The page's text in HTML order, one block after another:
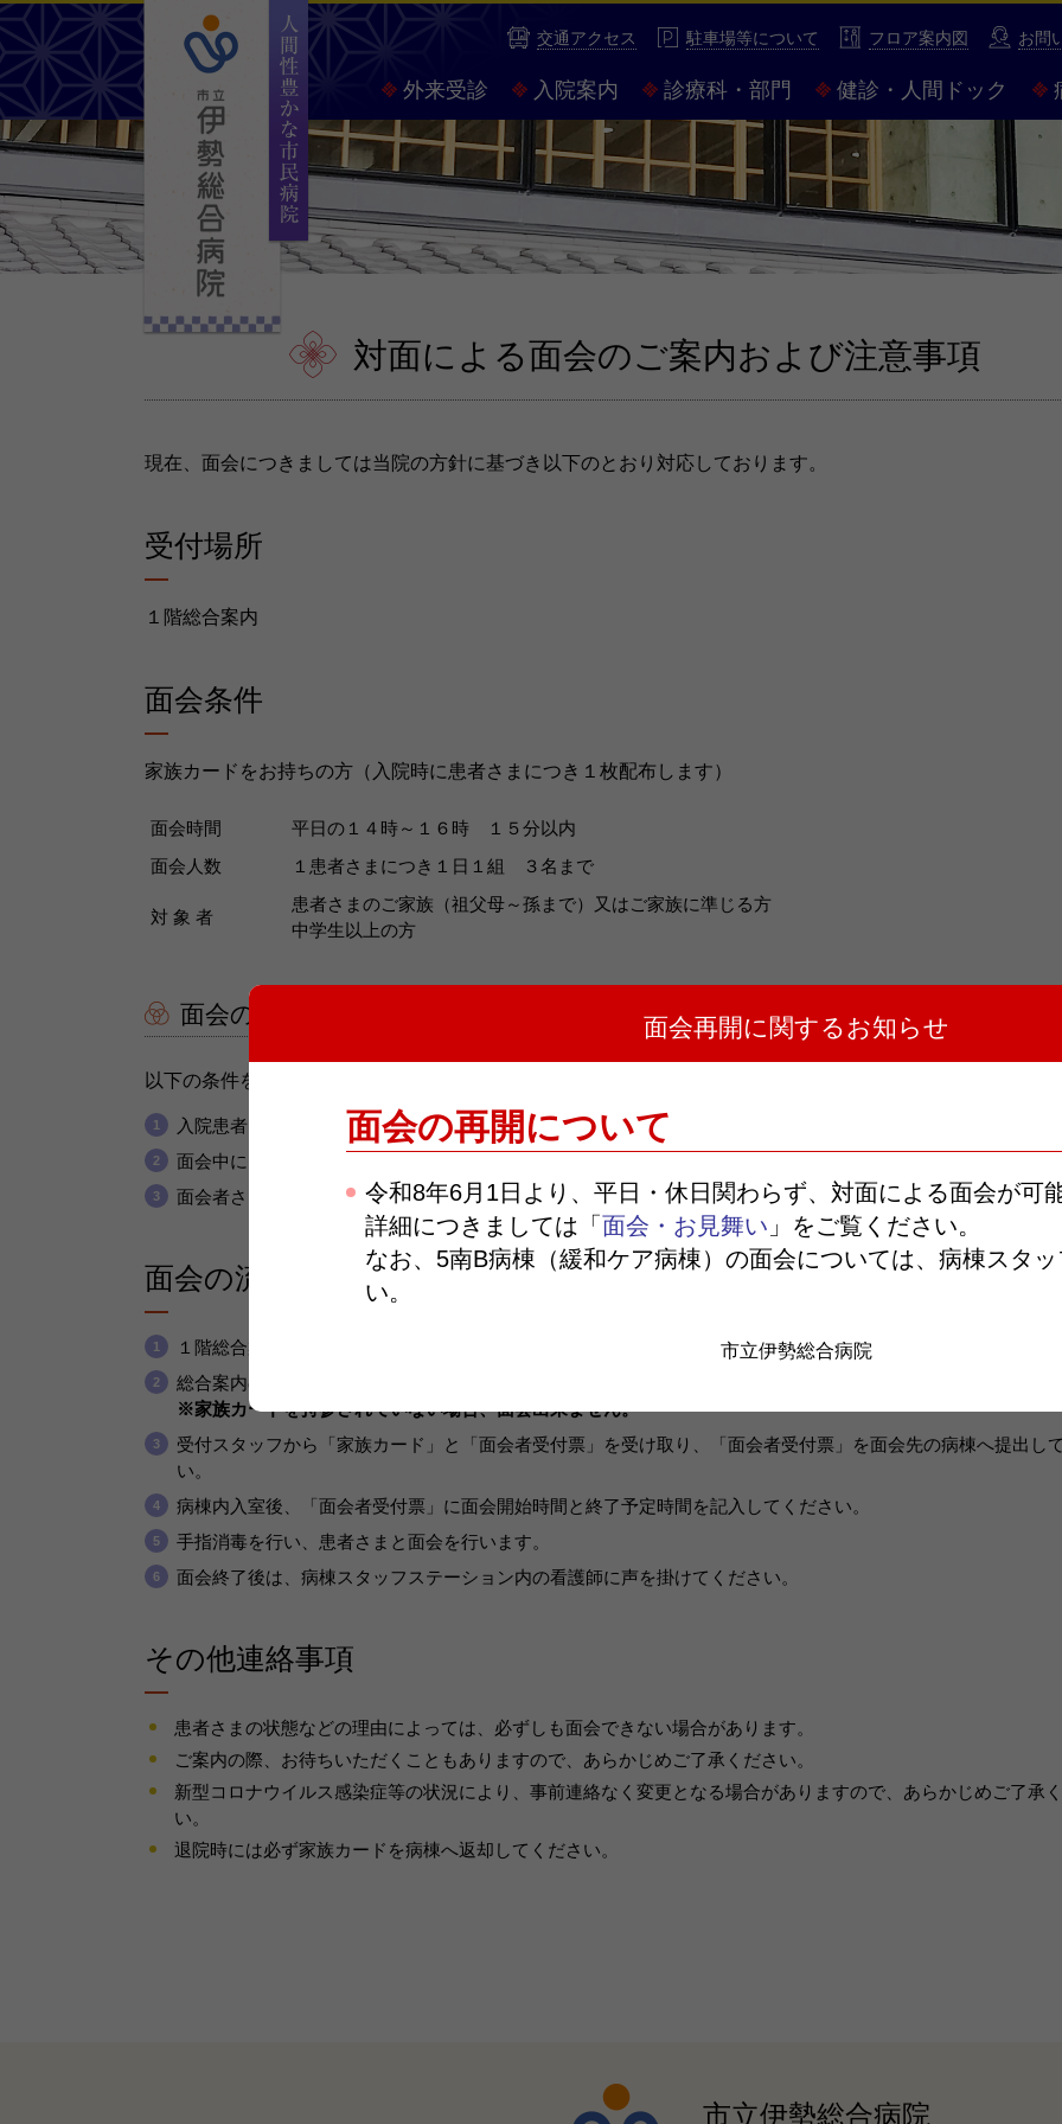
面会再開に関するお知らせ
面会の再開について
令和8年6月1日より、平日・休日関わらず、対面による面会が可
詳細につきましては「面会・お見舞い 」をご覧ください。
なお、5南B病棟（緩和ケア病棟）の面会については、病棟スタ
い。
市立伊勢総合病院
人間性豊かな市民病院 市立伊勢総合病院
外来受診 入院案内 診療科・部門 健診・人間ドック
交通アクセス 駐車場等について フロア案内図 お問
対面による面会のご案内および注意事項
現在、面会につきましては当院の方針に基づき以下のとおり対応しております。
受付場所
１階総合案内
面会条件
家族カードをお持ちの方（入院時に患者さまにつき１枚配布します）
面会時間
平日の１４時～１６時 １５分以内
面会人数
１患者さまにつき１日１組 ３名まで
対 象 者
患者さまのご家族（祖父母～孫まで）又はご家族に準じる方
中学生以上の方
面会の注意事項
以下の条件をすべて満たす場合に、面会をしていただけます。
入院患者さま、面会者さまともにマスクを着用すること。
面会中には入院患者さま、面会者さまともに飲食しないこと。
面会者さまは5日以内に発熱・咳・下痢などの症状がないこと。（体調不良でないこと。）
面会の流れ
１階総合案内に備え付けの「面会者受付票」に必要事項を記入してください。
総合案内の受付スタッフに「家族カード」と①にて記入した「面会者受付票」を提示してください。
※家族カードを持参されていない場合、面会出来ません。
受付スタッフから「家族カード」と「面会者受付票」を受け取り、「面会者受付票」を面会先の病棟へ提出し
い。
病棟内入室後、「面会者受付票」に面会開始時間と終了予定時間を記入してください。
手指消毒を行い、患者さまと面会を行います。
面会終了後は、病棟スタッフステーション内の看護師に声を掛けてください。
その他連絡事項
患者さまの状態などの理由によっては、必ずしも面会できない場合があります。
ご案内の際、お待ちいただくこともありますので、あらかじめご了承ください。
新型コロナウイルス感染症等の状況により、事前連絡なく変更となる場合がありますので、あらかじめご了承
い。
退院時には必ず家族カードを病棟へ返却してください。
市立伊勢総合病院